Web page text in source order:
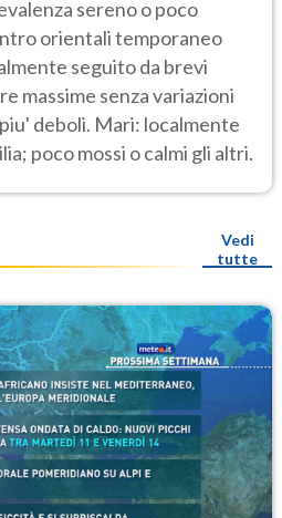
sereno o poco
orientali temporaneo
seguito da brevi
massime senza variazioni
deboli. Mari: localmente
poco mossi o calmi gli altri.
Vedi
tutte